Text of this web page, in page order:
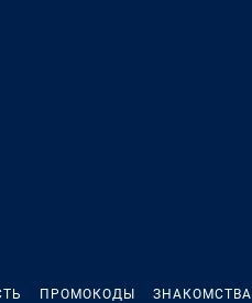
ПРОМОКОДЫ ЗНАКОМСТВА